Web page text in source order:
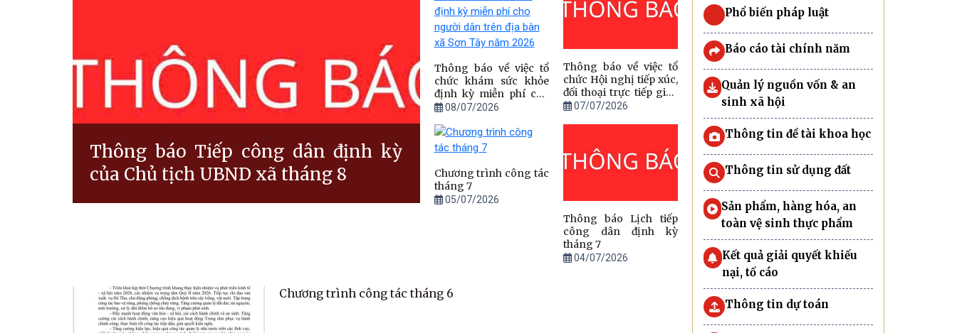
Thông báo Tiếp công dân định kỳ
của Chủ tịch UBND xã tháng 8
Thông báo về việc tổ
chức khám sức khỏe
định kỳ miễn phí cho
người dân trên địa bàn
08/07/2026
Thông báo về việc tổ
chức Hội nghị tiếp xúc,
đối thoại trực tiếp giữa
đồng chí Bí thư Đảng
07/07/2026
Chương trình công tác
tháng 7
05/07/2026
Thông báo Lịch tiếp
công dân định kỳ
tháng 7
04/07/2026
Chương trình công tác tháng 6
Phổ biến pháp luật
Báo cáo tài chính năm
Quản lý nguồn vốn & an
sinh xã hội
Thông tin đề tài khoa học
Thông tin sử dụng đất
Sản phẩm, hàng hóa, an
toàn vệ sinh thực phẩm
Kết quả giải quyết khiếu
nại, tố cáo
Thông tin dự toán